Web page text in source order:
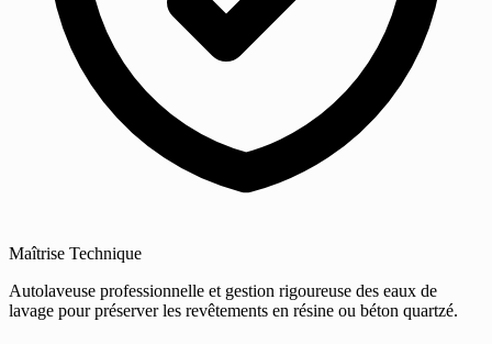
Maîtrise Technique
Autolaveuse professionnelle et gestion rigoureuse des eaux de
lavage pour préserver les revêtements en résine ou béton quartzé.